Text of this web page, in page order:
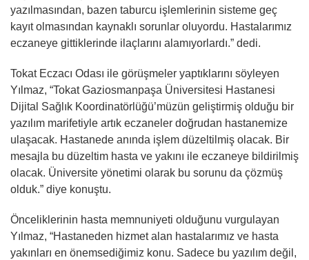
yazılmasından, bazen taburcu işlemlerinin sisteme geç
kayıt olmasından kaynaklı sorunlar oluyordu. Hastalarımız
eczaneye gittiklerinde ilaçlarını alamıyorlardı.” dedi.
Tokat Eczacı Odası ile görüşmeler yaptıklarını söyleyen
Yılmaz, “Tokat Gaziosmanpaşa Üniversitesi Hastanesi
Dijital Sağlık Koordinatörlüğü’müzün geliştirmiş olduğu bir
yazılım marifetiyle artık eczaneler doğrudan hastanemize
ulaşacak. Hastanede anında işlem düzeltilmiş olacak. Bir
mesajla bu düzeltim hasta ve yakını ile eczaneye bildirilmiş
olacak. Üniversite yönetimi olarak bu sorunu da çözmüş
olduk.” diye konuştu.
Önceliklerinin hasta memnuniyeti olduğunu vurgulayan
Yılmaz, “Hastaneden hizmet alan hastalarımız ve hasta
yakınları en önemsediğimiz konu. Sadece bu yazılım değil,